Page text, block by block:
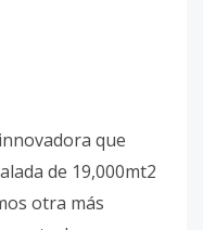
que
de 19,000mt2
otra más